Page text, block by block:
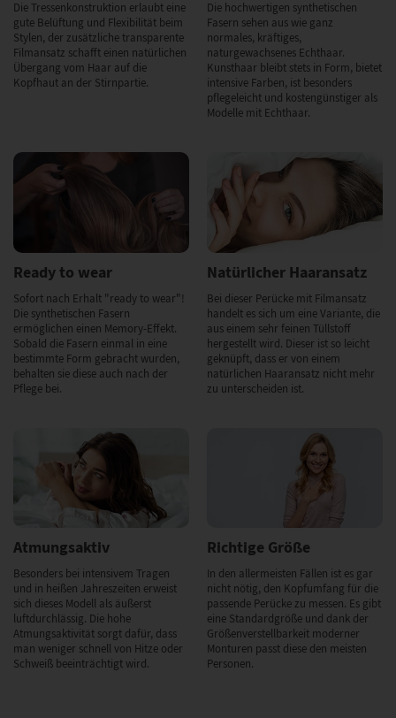
Die Tressenkonstruktion erlaubt eine
gute Belüftung und Flexibilität beim
Stylen, der zusätzliche transparente
Filmansatz schafft einen natürlichen
Übergang vom Haar auf die
Kopfhaut an der Stirnpartie.
Die hochwertigen synthetischen
Fasern sehen aus wie ganz
normales, kräftiges,
naturgewachsenes Echthaar.
Kunsthaar bleibt stets in Form, bietet
intensive Farben, ist besonders
pflegeleicht und kostengünstiger als
Modelle mit Echthaar.
Ready to wear
Sofort nach Erhalt "ready to wear"!
Die synthetischen Fasern
ermöglichen einen Memory-Effekt.
Sobald die Fasern einmal in eine
bestimmte Form gebracht wurden,
behalten sie diese auch nach der
Pflege bei.
Natürlicher Haaransatz
Bei dieser Perücke mit Filmansatz
handelt es sich um eine Variante, die
aus einem sehr feinen Tüllstoff
hergestellt wird. Dieser ist so leicht
geknüpft, dass er von einem
natürlichen Haaransatz nicht mehr
zu unterscheiden ist.
Atmungsaktiv
Besonders bei intensivem Tragen
und in heißen Jahreszeiten erweist
sich dieses Modell als äußerst
luftdurchlässig. Die hohe
Atmungsaktivität sorgt dafür, dass
man weniger schnell von Hitze oder
Schweiß beeinträchtigt wird.
Richtige Größe
In den allermeisten Fällen ist es gar
nicht nötig, den Kopfumfang für die
passende Perücke zu messen. Es gibt
eine Standardgröße und dank der
Größenverstellbarkeit moderner
Monturen passt diese den meisten
Personen.